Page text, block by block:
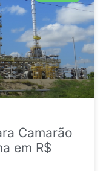
Camarão
em R$